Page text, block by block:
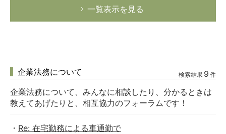
一覧表示を見る
企業法務について 検索結果 9 件
企業法務について、みんなに相談したり、分かるときは
教えてあげたりと、相互協力のフォーラムです！
Re: 在宅勤務による車通勤で